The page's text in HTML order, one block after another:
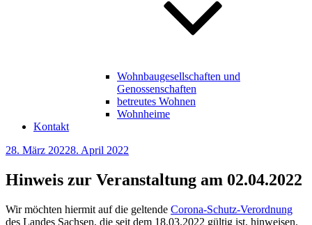
Wohnbaugesellschaften und
Genossenschaften
betreutes Wohnen
Wohnheime
Kontakt
Veröffentlicht
28. März 20228. April 2022
Hinweis zur Veranstaltung am 02.04.2022
Wir möchten hiermit auf die geltende Corona-Schutz-Verordnung
des Landes Sachsen, die seit dem 18.03.2022 gültig ist, hinweisen.